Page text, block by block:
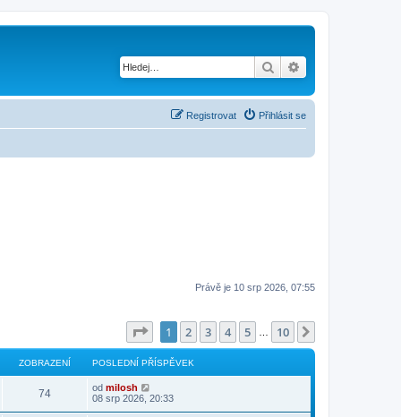
Hledat
Přihlásit se
Registrovat
Právě je 10 srp 2026, 07:55
Stránka z
1 2 3 4 5 10
ZOBRAZENÍ POSLEDNÍ PŘÍSPĚVEK
74 od milosh
08 srp 2026, 20:33